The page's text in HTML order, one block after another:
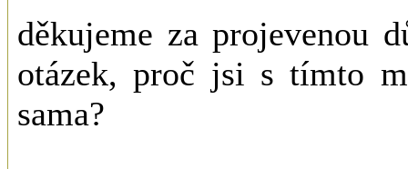
děkujeme za projevenou
otázek, proč jsi s tímto
sama?